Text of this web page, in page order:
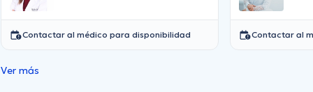
Contactar al médico para disponibilidad Contactar al
Ver más